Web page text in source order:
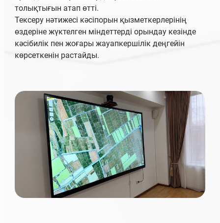
толықтығын атап өтті.
Тексеру нәтижесі кәсіпорын қызметкерлерінің
өздеріне жүктелген міндеттерді орындау кезінде
кәсібилік пен жоғары жауапкершілік деңгейін
көрсеткенін растайды.